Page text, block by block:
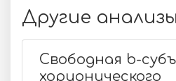
Другие анализы
Свободная b-
хорионического